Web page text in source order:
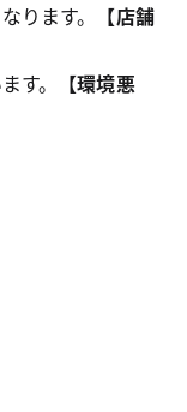
ります。
【店舗
す。
【環境悪